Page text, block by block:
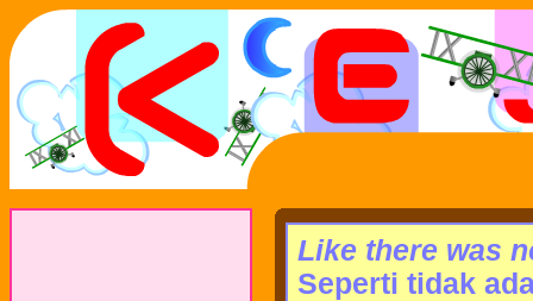
Like there was
Seperti tidak